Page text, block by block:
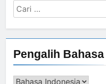
Cari
untuk:
Pengalih Bahasa
Pengalih